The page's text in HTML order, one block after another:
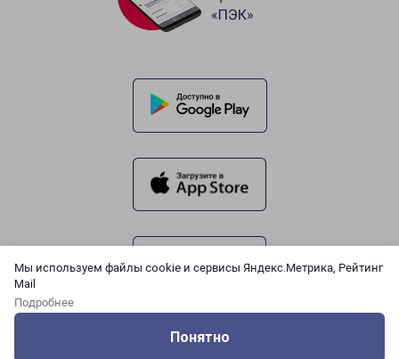
Мы используем файлы cookie и сервисы Яндекс.Метрика, Рейтинг
Mail
Подробнее
Понятно